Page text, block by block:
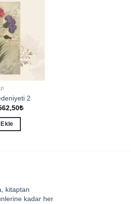
2
₺Şu
kitaptan
kadar her